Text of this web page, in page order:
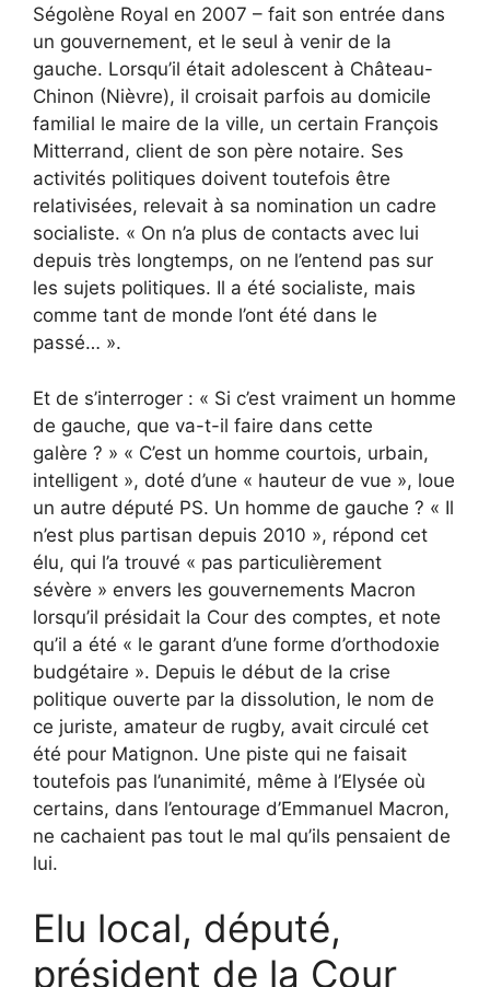
Ségolène Royal en 2007 – fait son entrée dans
un gouvernement, et le seul à venir de la
gauche. Lorsqu’il était adolescent à Château-
Chinon (Nièvre), il croisait parfois au domicile
familial le maire de la ville, un certain François
Mitterrand, client de son père notaire. Ses
activités politiques doivent toutefois être
relativisées, relevait à sa nomination un cadre
socialiste. « On n’a plus de contacts avec lui
depuis très longtemps, on ne l’entend pas sur
les sujets politiques. Il a été socialiste, mais
comme tant de monde l’ont été dans le
passé… ».
Et de s’interroger : « Si c’est vraiment un homme
de gauche, que va-t-il faire dans cette
galère ? » « C’est un homme courtois, urbain,
intelligent », doté d’une « hauteur de vue », loue
un autre député PS. Un homme de gauche ? « Il
n’est plus partisan depuis 2010 », répond cet
élu, qui l’a trouvé « pas particulièrement
sévère » envers les gouvernements Macron
lorsqu’il présidait la Cour des comptes, et note
qu’il a été « le garant d’une forme d’orthodoxie
budgétaire ». Depuis le début de la crise
politique ouverte par la dissolution, le nom de
ce juriste, amateur de rugby, avait circulé cet
été pour Matignon. Une piste qui ne faisait
toutefois pas l’unanimité, même à l’Elysée où
certains, dans l’entourage d’Emmanuel Macron,
ne cachaient pas tout le mal qu’ils pensaient de
lui.
Elu local, député,
président de la Cour